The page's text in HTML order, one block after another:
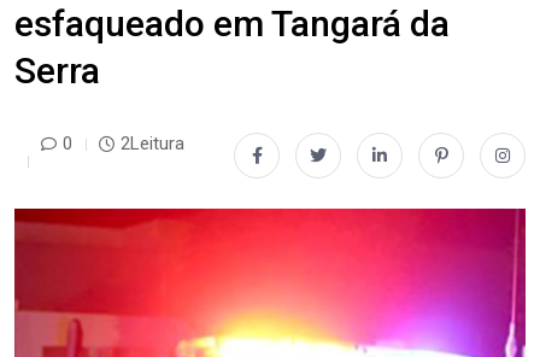
esfaqueado em Tangará da
Serra
0 2Leitura